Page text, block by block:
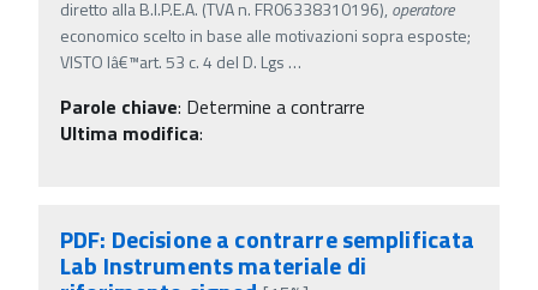
diretto alla B.I.P.E.A. (TVA n. FR06338310196), operatore
economico scelto in base alle motivazioni sopra esposte;
VISTO lâ€™art. 53 c. 4 del D. Lgs …
Parole chiave: Determine a contrarre
Ultima modifica:
PDF: Decisione a contrarre semplificata
Lab Instruments materiale di